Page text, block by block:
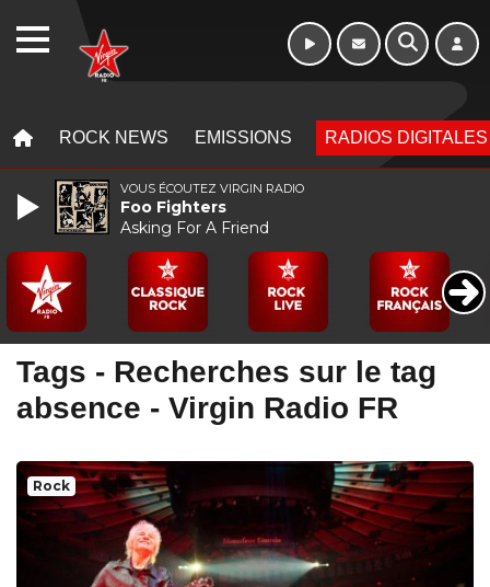
ROCK NEWS EMISSIONS RADIOS DIGITALES
Tags - Recherches sur le tag
absence - Virgin Radio FR
Rock
VOUS ÉCOUTEZ VIRGIN RADIO
Foo Fighters
Asking For A Friend
WEBRADIO Week-end de 06h
à 12h